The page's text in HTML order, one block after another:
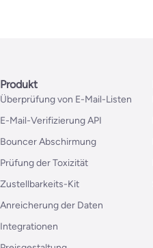
Produkt
Überprüfung von E-Mail-Listen
E-Mail-Verifizierung API
Bouncer Abschirmung
Prüfung der Toxizität
Zustellbarkeits-Kit
Anreicherung der Daten
Integrationen